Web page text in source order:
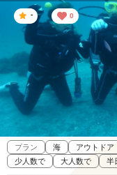
- 0
プラン 海 アウトドア
少人数で
大人数で 半